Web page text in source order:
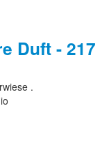
Duft - 217
.